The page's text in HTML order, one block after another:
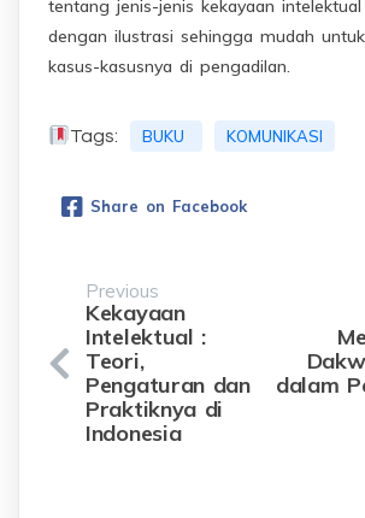
tentang jenis-jenis kekayaan
dengan ilustrasi sehingga mudah
kasus-kasusnya di pengadilan.
Tags: BUKU KOMUNIKASI
Share on Facebook
Previous
Kekayaan
Intelektual :
Teori,
Pengaturan dan
Praktiknya di
Indonesia
dalam